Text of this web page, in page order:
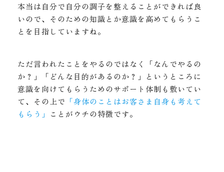
本当は自分で自分の調子を整えることができれば良
いので、そのための知識とか意識を高めてもらうこ
とを目指していますね。
ただ言われたことをやるのではなく「なんでやるの
か？」「どんな目的があるのか？」というところに
意識を向けてもらうためのサポート体制も敷いてい
て、その上で 「身体のことはお客さま自身も考えて
もらう」
ことがウチの特徴です。